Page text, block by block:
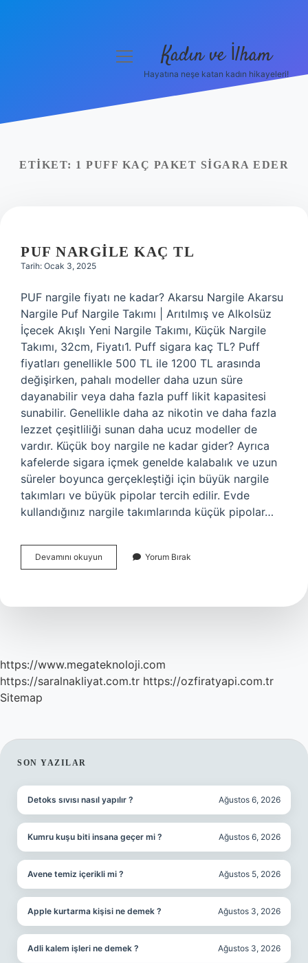
Yasal Uyarı
menüyü
Kadın ve İlham
Hayatına neşe katan kadın hikayeleri!
ETIKET: 1 PUFF KAÇ PAKET SIGARA EDER
PUF NARGILE KAÇ TL
Tarih: Ocak 3, 2025
PUF nargile fiyatı ne kadar? Akarsu Nargile Akarsu
Nargile Puf Nargile Takımı | Arıtılmış ve Alkolsüz
İçecek Akışlı Yeni Nargile Takımı, Küçük Nargile
Takımı, 32cm, Fiyatı1. Puff sigara kaç TL? Puff
fiyatları genellikle 500 TL ile 1200 TL arasında
değişirken, pahalı modeller daha uzun süre
dayanabilir veya daha fazla puff likit kapasitesi
sunabilir. Genellikle daha az nikotin ve daha fazla
lezzet çeşitliliği sunan daha ucuz modeller de
vardır. Küçük boy nargile ne kadar gider? Ayrıca
kafelerde sigara içmek genelde kalabalık ve uzun
süreler boyunca gerçekleştiği için büyük nargile
takımları ve büyük pipolar tercih edilir. Evde
kullandığınız nargile takımlarında küçük pipolar…
Devamını okuyun
Nargile
Yorum Bırak
https://www.megateknoloji.com
https://saralnakliyat.com.tr https://ozfiratyapi.com.tr
Sitemap
SIDEBAR
SON YAZILAR
Detoks sıvısı nasıl yapılır ? Ağustos 6, 2026
Kumru kuşu biti insana geçer mi ? Ağustos 6, 2026
Avene temiz içerikli mi ? Ağustos 5, 2026
Apple kurtarma kişisi ne demek ? Ağustos 3, 2026
Adli kalem işleri ne demek ? Ağustos 3, 2026